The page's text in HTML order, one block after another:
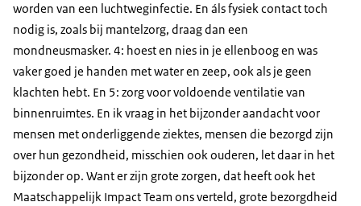
worden van een luchtweginfectie. En áls fysiek contact toch
nodig is, zoals bij mantelzorg, draag dan een
mondneusmasker. 4: hoest en nies in je ellenboog en was
vaker goed je handen met water en zeep, ook als je geen
klachten hebt. En 5: zorg voor voldoende ventilatie van
binnenruimtes. En ik vraag in het bijzonder aandacht voor
mensen met onderliggende ziektes, mensen die bezorgd zijn
over hun gezondheid, misschien ook ouderen, let daar in het
bijzonder op. Want er zijn grote zorgen, dat heeft ook het
Maatschappelijk Impact Team ons verteld, grote bezorgdheid